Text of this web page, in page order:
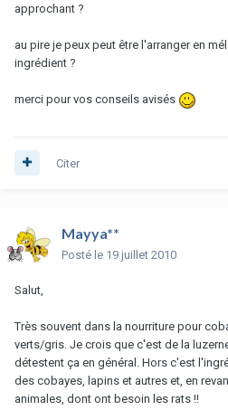
approchant ?
au pire je peux peut être l'arranger en
ingrédient ?
merci pour vos conseils avisés
Citer
Mayya**
Posté le 19 juillet 2010
Salut,
Très souvent dans la nourriture pour
verts/gris. Je crois que c'est de la
détestent ça en général. Hors c'est
des cobayes, lapins et autres et, en
animales, dont ont besoin les rats !!